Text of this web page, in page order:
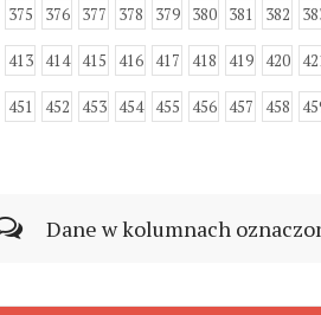
375 376 377 378 379 380 381 382
413 414 415 416 417 418 419 420
451 452 453 454 455 456 457 458
Dane w kolumnach